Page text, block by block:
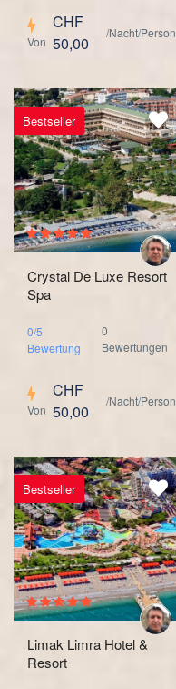
Von
CHF
50,00
/Nacht/Person
Bestseller
Crystal De Luxe Resort
Spa
0/5
Bewertung
0
Bewertungen
Von
CHF
50,00
/Nacht/Person
Bestseller
Limak Limra Hotel &
Resort